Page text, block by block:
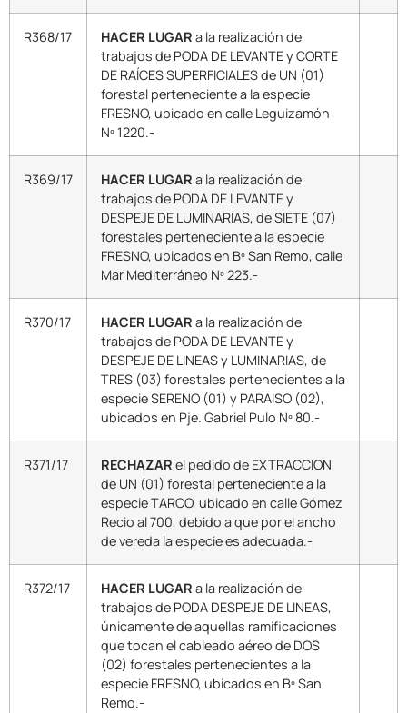
R368/17 HACER LUGAR a la realización de
trabajos de PODA DE LEVANTE y CORTE
DE RAÍCES SUPERFICIALES de UN (01)
forestal perteneciente a la especie
FRESNO, ubicado en calle Leguizamón
Nº 1220.-
R369/17 HACER LUGAR a la realización de
trabajos de PODA DE LEVANTE y
DESPEJE DE LUMINARIAS, de SIETE (07)
forestales perteneciente a la especie
FRESNO, ubicados en Bº San Remo, calle
Mar Mediterráneo Nº 223.-
R370/17 HACER LUGAR a la realización de
trabajos de PODA DE LEVANTE y
DESPEJE DE LINEAS y LUMINARIAS, de
TRES (03) forestales pertenecientes a la
especie SERENO (01) y PARAISO (02),
ubicados en Pje. Gabriel Pulo Nº 80.-
R371/17 RECHAZAR el pedido de EXTRACCION
de UN (01) forestal perteneciente a la
especie TARCO, ubicado en calle Gómez
Recio al 700, debido a que por el ancho
de vereda la especie es adecuada.-
R372/17 HACER LUGAR a la realización de
trabajos de PODA DESPEJE DE LINEAS,
únicamente de aquellas ramificaciones
que tocan el cableado aéreo de DOS
(02) forestales pertenecientes a la
especie FRESNO, ubicados en Bº San
Remo.-